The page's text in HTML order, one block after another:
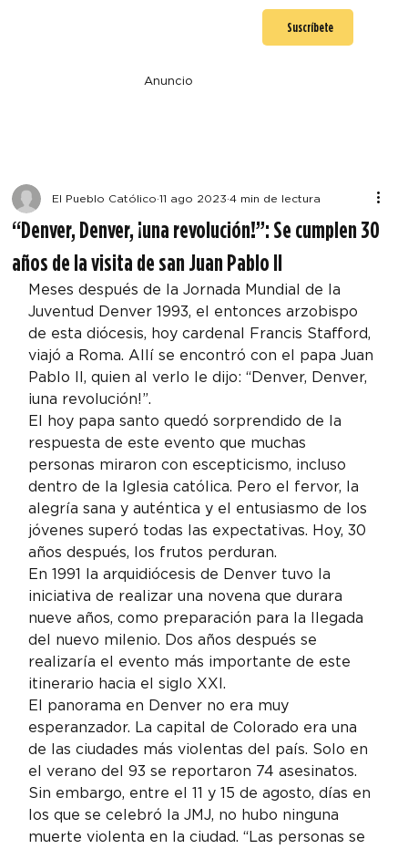
Suscríbete
Anuncio
“Denver, Denver, ¡una revolución!”: Se cumplen 30
años de la visita de san Juan Pablo II
El Pueblo Católico 11 ago 2023 4 min de lectura
Meses después de la Jornada Mundial de la
Juventud Denver 1993, el entonces arzobispo
de esta diócesis, hoy cardenal Francis Stafford,
viajó a Roma. Allí se encontró con el papa Juan
Pablo II, quien al verlo le dijo: “Denver, Denver,
¡una revolución!”.
El hoy papa santo quedó sorprendido de la
respuesta de este evento que muchas
personas miraron con escepticismo, incluso
dentro de la Iglesia católica. Pero el fervor, la
alegría sana y auténtica y el entusiasmo de los
jóvenes superó todas las expectativas. Hoy, 30
años después, los frutos perduran.
En 1991 la arquidiócesis de Denver tuvo la
iniciativa de realizar una novena que durara
nueve años, como preparación para la llegada
del nuevo milenio. Dos años después se
realizaría el evento más importante de este
itinerario hacia el siglo XXI.
El panorama en Denver no era muy
esperanzador. La capital de Colorado era una
de las ciudades más violentas del país. Solo en
el verano del 93 se reportaron 74 asesinatos.
Sin embargo, entre el 11 y 15 de agosto, días en
los que se celebró la JMJ, no hubo ninguna
muerte violenta en la ciudad. “Las personas se